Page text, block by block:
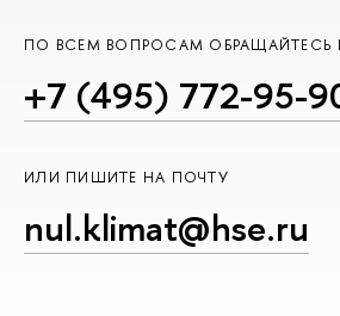
ПО ВСЕМ ВОПРОСАМ ОБРАЩАЙТЕСЬ
+7 (495) 772-95-
ИЛИ ПИШИТЕ НА ПОЧТУ
nul.klimat@hse.ru